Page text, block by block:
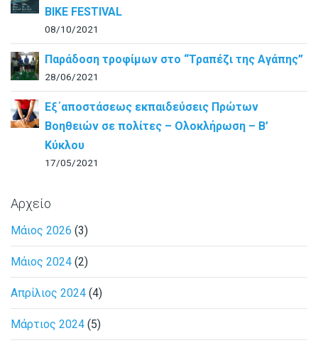
BIKE FESTIVAL
08/10/2021
Παράδοση τροφίμων στο “Τραπέζι της Αγάπης”
28/06/2021
Εξ΄αποστάσεως εκπαιδεύσεις Πρώτων
Βοηθειών σε πολίτες – Ολοκλήρωση – B’
Κύκλου
17/05/2021
Αρχείο
Μάιος 2026 (3)
Μάιος 2024 (2)
Απρίλιος 2024 (4)
Μάρτιος 2024 (5)